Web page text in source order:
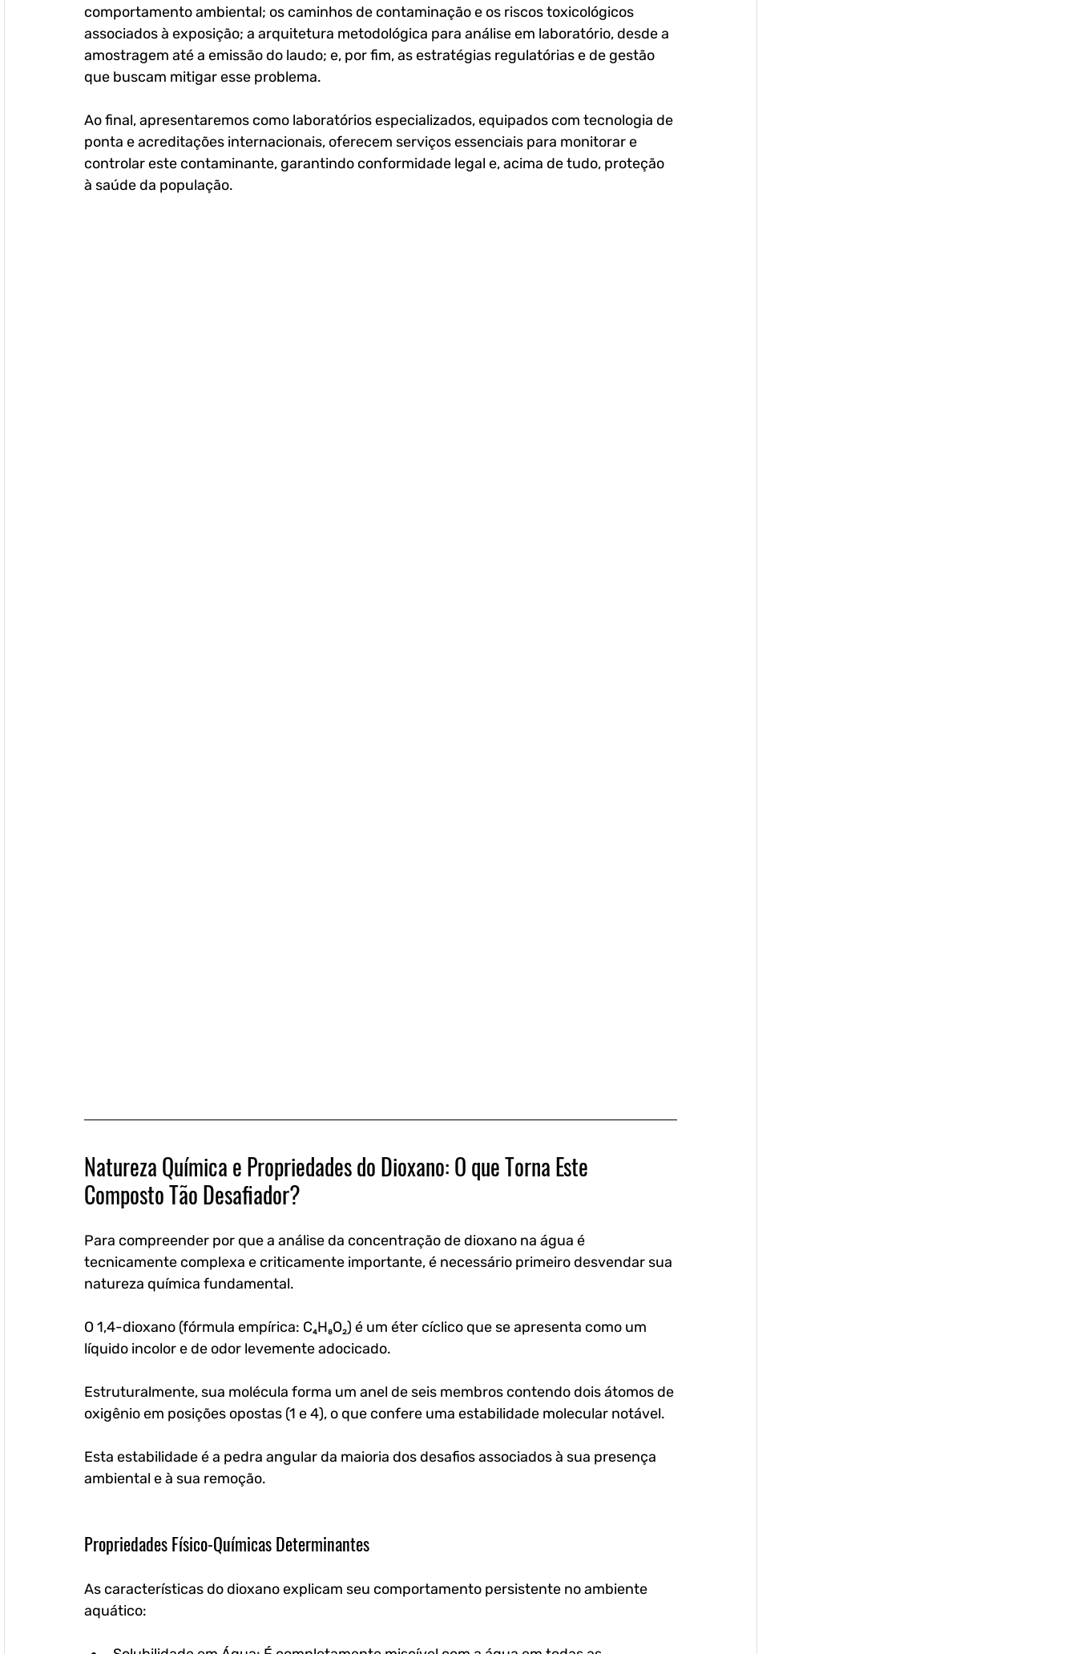
comportamento ambiental; os caminhos de contaminação e os riscos toxicológicos
associados à exposição; a arquitetura metodológica para análise em laboratório, desde a
amostragem até a emissão do laudo; e, por fim, as estratégias regulatórias e de gestão
que buscam mitigar esse problema.
Ao final, apresentaremos como laboratórios especializados, equipados com tecnologia de
ponta e acreditações internacionais, oferecem serviços essenciais para monitorar e
controlar este contaminante, garantindo conformidade legal e, acima de tudo, proteção
à saúde da população.
Natureza Química e Propriedades do Dioxano: O que Torna Este
Composto Tão Desafiador?
Para compreender por que a análise da concentração de dioxano na água é
tecnicamente complexa e criticamente importante, é necessário primeiro desvendar sua
natureza química fundamental.
O 1,4-dioxano (fórmula empírica: C₄H₈O₂) é um éter cíclico que se apresenta como um
líquido incolor e de odor levemente adocicado.
Estruturalmente, sua molécula forma um anel de seis membros contendo dois átomos de
oxigênio em posições opostas (1 e 4), o que confere uma estabilidade molecular notável.
Esta estabilidade é a pedra angular da maioria dos desafios associados à sua presença
ambiental e à sua remoção.
Propriedades Físico-Químicas Determinantes
As características do dioxano explicam seu comportamento persistente no ambiente
aquático: